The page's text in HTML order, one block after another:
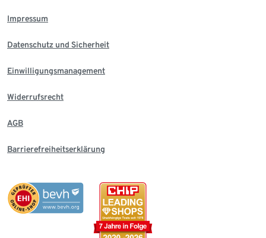
Impressum
Datenschutz und Sicherheit
Einwilligungsmanagement
Widerrufsrecht
AGB
Barrierefreiheitserklärung